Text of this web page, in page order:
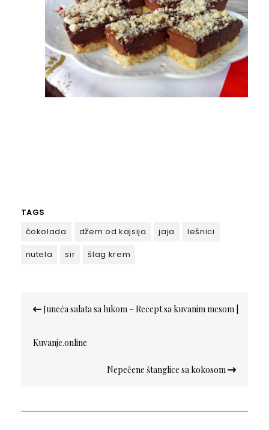
TAGS
čokolada
džem od kajsija jaja
lešnici
nutela
sir šlag krem
чланка
Juneća salata sa lukom – Recept sa kuvanim mesom |
Kuvanje.online
Nepečene štanglice sa kokosom